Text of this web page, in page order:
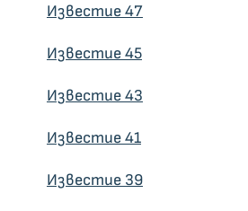
Известие 47
Известие 45
Известие 43
Известие 41
Известие 39